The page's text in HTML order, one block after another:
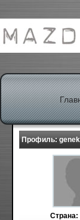
Профиль:
Страна: